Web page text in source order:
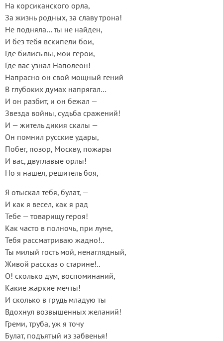
На корсиканского орла,
За жизнь родных, за славу трона!
Не подняла… ты не найден,
И без тебя вскипели бои,
Где бились вы, мои герои,
Где вас узнал Наполеон!
Напрасно он свой мощный гений
В глубоких думах напрягал…
И он разбит, и он бежал —
Звезда войны, судьба сражений!
И — житель дикия скалы —
Он помнил русские удары,
Побег, позор, Москву, пожары
И вас, двуглавые орлы!
Но я нашел, решитель боя,
Я отыскал тебя, булат, —
И как я весел, как я рад
Тебе — товарищу героя!
Как часто в полночь, при луне,
Тебя рассматриваю жадно!..
Ты милый гость мой, ненаглядный,
Живой рассказ о старине!..
О! сколько дум, воспоминаний,
Какие жаркие мечты!
И сколько в грудь младую ты
Вдохнул возвышенных желаний!
Греми, труба, уж я точу
Булат, подъятый из забвенья!